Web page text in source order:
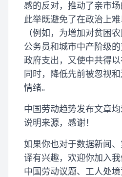
感的反对，推动了亲市场
此举既避免了在政治上
（例如，为增加对贫困
公务员和城市中产阶级
政府支出，又使中共得
同时，降低先前被忽视
情绪。
中国劳动趋势发布文章
说明来源，感谢！
如果你也对于数据新闻
译有兴趣，欢迎你加入
中国劳动议题、工人处